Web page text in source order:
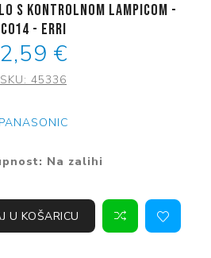
s kontrolnom lampicom -
C014 - ERRI
2,59 €
SKU: 45336
PANASONIC
Na zalihi
U KOŠARICU